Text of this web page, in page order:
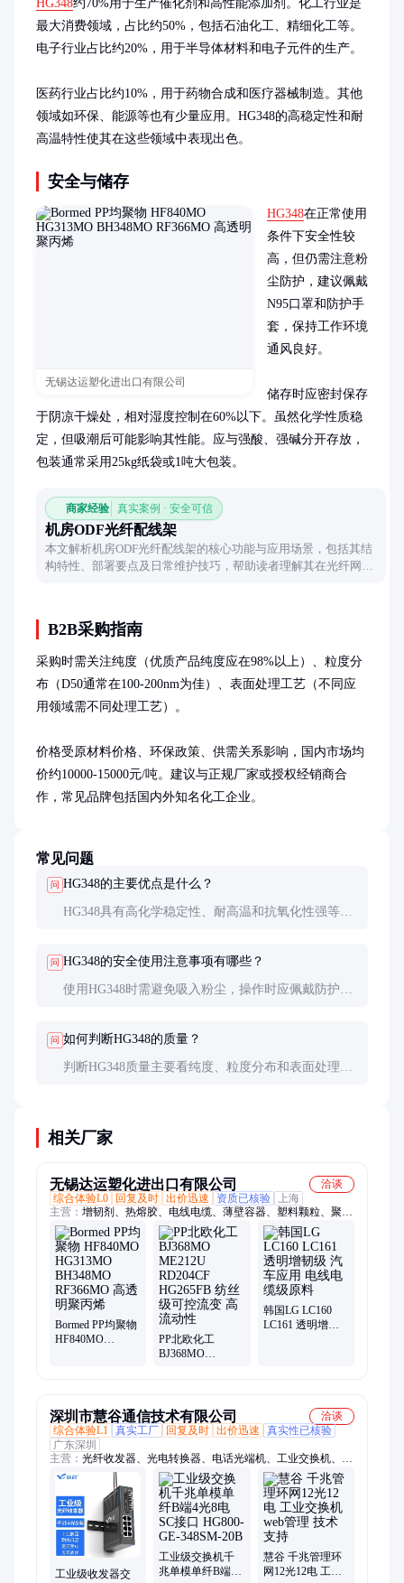
HG348约70%用于生产催化剂和高性能添加剂。化工行业是
最大消费领域，占比约50%，包括石油化工、精细化工等。
电子行业占比约20%，用于半导体材料和电子元件的生产。
医药行业占比约10%，用于药物合成和医疗器械制造。其他
领域如环保、能源等也有少量应用。HG348的高稳定性和耐
高温特性使其在这些领域中表现出色。
安全与储存
无锡达运塑化进出口有限公司
HG348在正常使用
条件下安全性较
高，但仍需注意粉
尘防护，建议佩戴
N95口罩和防护手
套，保持工作环境
通风良好。
储存时应密封保存
于阴凉干燥处，相对湿度控制在60%以下。虽然化学性质稳
定，但吸潮后可能影响其性能。应与强酸、强碱分开存放，
包装通常采用25kg纸袋或1吨大包装。
商家经验 真实案例 · 安全可信
机房ODF光纤配线架
本文解析机房ODF光纤配线架的核心功能与应用场景，包括其结
构特性、部署要点及日常维护技巧，帮助读者理解其在光纤网络
B2B采购指南
采购时需关注纯度（优质产品纯度应在98%以上）、粒度分
布（D50通常在100-200nm为佳）、表面处理工艺（不同应
用领域需不同处理工艺）。
价格受原材料价格、环保政策、供需关系影响，国内市场均
价约10000-15000元/吨。建议与正规厂家或授权经销商合
作，常见品牌包括国内外知名化工企业。
常见问题
问 HG348的主要优点是什么？
HG348具有高化学稳定性、耐高温和抗氧化性强等优
问 HG348的安全使用注意事项有哪些？
使用HG348时需避免吸入粉尘，操作时应佩戴防护手
问 如何判断HG348的质量？
判断HG348质量主要看纯度、粒度分布和表面处理工
相关厂家
无锡达运塑化进出口有限公司
洽谈
综合体验L0
回复及时 出价迅速 资质已核验
上海
主营： 增韧剂、热熔胶、电线电缆、薄壁容器、塑料颗粒、聚烯
烃弹性体
Bormed PP均聚物
HF840MO
PP北欧化工
BJ368MO
可控流变 高流动
性
韩国LG LC160
LC161 透明增韧
深圳市慧谷通信技术有限公司
洽谈
综合体验L1 真实工厂 回复及时 出价迅速
真实性已核验
广东深圳
主营： 光纤收发器、光电转换器、电话光端机、工业交换机、工
业级光纤收发器、一光四电、一光八电、1光2电、一光二电、1
光4电、1光8电、SFP光模块、HDMI光端机、单模单纤、多模、
光纤跳线、开关量光端机、光纤终端盒、光纤配线架、千兆管理
环网、SFP光纤模块、485光端机、24芯ODF光纤配线、ODF光
纤配线架、POE光纤收发器
工业级收发器交
工业级交换机千
兆单模单纤B端4
慧谷 千兆管理环
网12光12电 工业